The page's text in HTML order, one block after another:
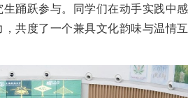
踊跃参与。同学们在动手实践中感
共度了一个兼具文化韵味与温情互